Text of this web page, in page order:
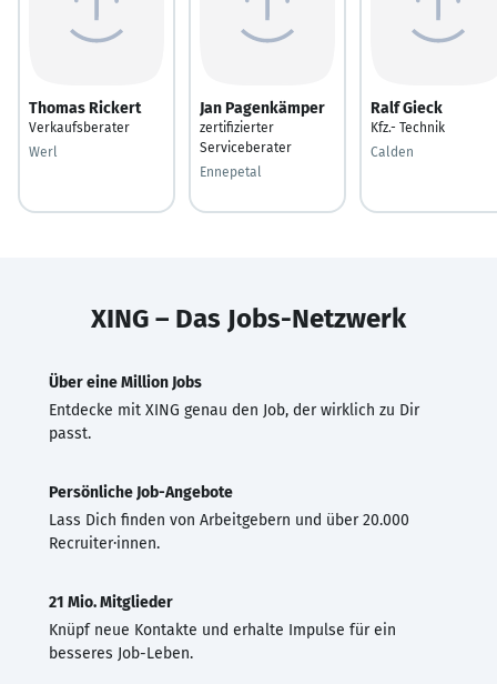
Thomas Rickert
Verkaufsberater
Werl
Jan Pagenkämper
zertifizierter
Serviceberater
Ennepetal
Ralf Gieck
Kfz.- Technik
Calden
XING – Das Jobs-Netzwerk
Über eine Million Jobs
Entdecke mit XING genau den Job, der wirklich zu Dir
passt.
Persönliche Job-Angebote
Lass Dich finden von Arbeitgebern und über 20.000
Recruiter·innen.
21 Mio. Mitglieder
Knüpf neue Kontakte und erhalte Impulse für ein
besseres Job-Leben.